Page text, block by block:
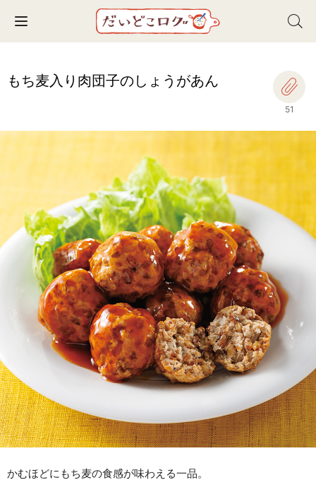
Toggle navigation
もち麦入り肉団子のしょうがあん
51
かむほどにもち麦の食感が味わえる一品。